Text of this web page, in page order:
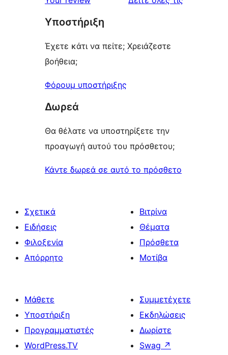
reviews
star
reviews
Υποστήριξη
Έχετε κάτι να πείτε; Χρειάζεστε
βοήθεια;
Φόρουμ υποστήριξης
Δωρεά
Θα θέλατε να υποστηρίξετε την
προαγωγή αυτού του πρόσθετου;
Κάντε δωρεά σε αυτό το πρόσθετο
Σχετικά
Ειδήσεις
Φιλοξενία
Απόρρητο
Βιτρίνα
Θέματα
Πρόσθετα
Μοτίβα
Μάθετε
Υποστήριξη
Προγραμματιστές
WordPress.TV
Συμμετέχετε
Εκδηλώσεις
Δωρίστε
Swag ↗